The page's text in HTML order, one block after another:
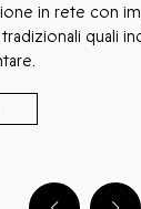
in rete con
quali